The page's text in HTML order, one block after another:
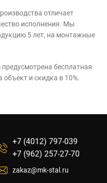
отличает
исполнения. Мы
5 лет, на монтажные
бесплатная
и скидка в 10%.
+7 (4012) 797-039
+7 (962) 257-27-70
zakaz@mk-stal.ru